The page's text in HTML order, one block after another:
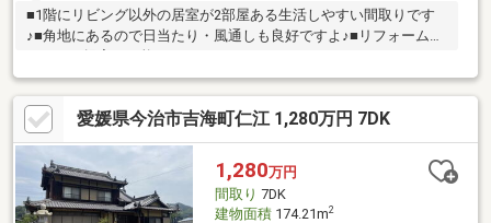
■1階にリビング以外の居室が2部屋ある生活しやすい間取りです
♪■角地にあるので日当たり・風通しも良好ですよ♪■リフォームプ
愛媛県今治市吉海町仁江 1,280万円 7DK
1,280万円
間取り 7DK
建物面積174.21m2